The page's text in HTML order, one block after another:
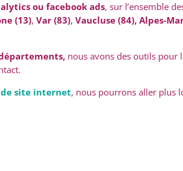
ou facebook ads, sur l’ensemble
(13),Var (83),Vaucluse (84), Alpes-
nous avons des outils pour
site internet, nous pourrons aller plus